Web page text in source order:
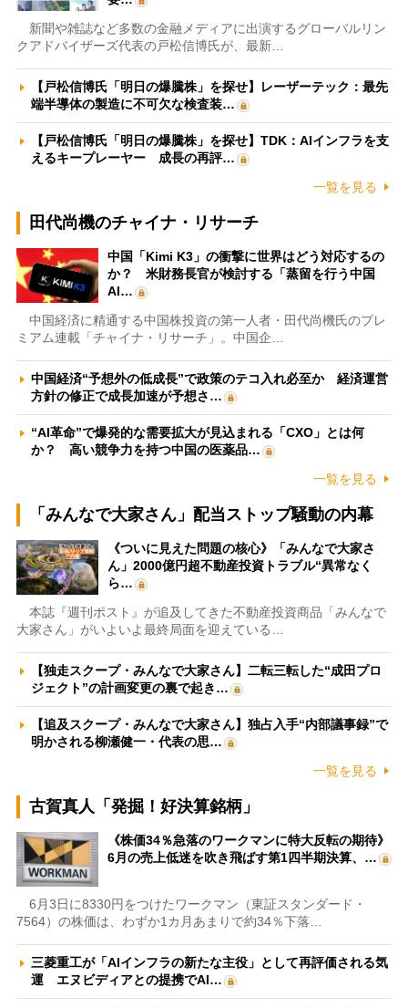
新聞や雑誌など多数の金融メディアに出演するグローバルリン
クアドバイザーズ代表の戸松信博氏が、最新…
【戸松信博氏「明日の爆騰株」を探せ】レーザーテック：最先
端半導体の製造に不可欠な検査装…
【戸松信博氏「明日の爆騰株」を探せ】TDK：AIインフラを支
えるキープレーヤー 成長の再評…
一覧を見る
田代尚機のチャイナ・リサーチ
中国「Kimi K3」の衝撃に世界はどう対応するの
か？ 米財務長官が検討する「蒸留を行う中国
AI…
中国経済に精通する中国株投資の第一人者・田代尚機氏のプレ
ミアム連載「チャイナ・リサーチ」。中国企…
中国経済“予想外の低成長”で政策のテコ入れ必至か 経済運営
方針の修正で成長加速が予想さ…
“AI革命”で爆発的な需要拡大が見込まれる「CXO」とは何
か？ 高い競争力を持つ中国の医薬品…
一覧を見る
「みんなで大家さん」配当ストップ騒動の内幕
《ついに見えた問題の核心》「みんなで大家さ
ん」2000億円超不動産投資トラブル“異常なく
ら…
本誌『週刊ポスト』が追及してきた不動産投資商品「みんなで
大家さん」がいよいよ最終局面を迎えている…
【独走スクープ・みんなで大家さん】二転三転した“成田プロ
ジェクト”の計画変更の裏で起き…
【追及スクープ・みんなで大家さん】独占入手“内部議事録”で
明かされる柳瀬健一・代表の思…
一覧を見る
古賀真人「発掘！好決算銘柄」
《株価34％急落のワークマンに特大反転の期待》
6月の売上低迷を吹き飛ばす第1四半期決算、…
6月3日に8330円をつけたワークマン（東証スタンダード・
7564）の株価は、わずか1カ月あまりで約34％下落…
三菱重工が「AIインフラの新たな主役」として再評価される気
運 エヌビディアとの提携でAI…